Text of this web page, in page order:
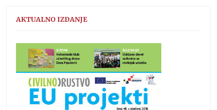
AKTUALNO IZDANJE